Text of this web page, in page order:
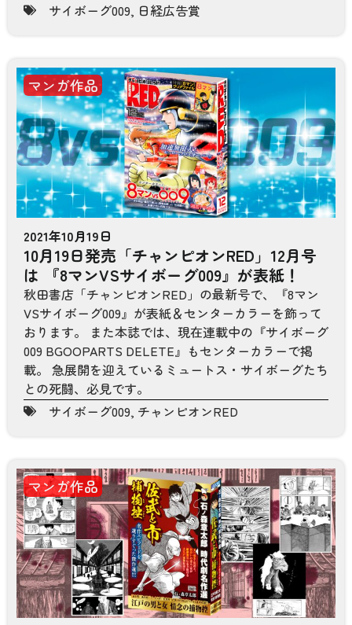
サイボーグ009, 日経広告賞
マンガ作品
2021年10月19日
10月19日発売「チャンピオンRED」12月号
は 『8マンVSサイボーグ009』が表紙！
秋田書店「チャンピオンRED」の最新号で、『8マン
VSサイボーグ009』が表紙＆センターカラーを飾って
おります。 また本誌では、現在連載中の『サイボーグ
009 BGOOPARTS DELETE』もセンターカラーで掲
載。 急展開を迎えているミュートス・サイボーグたち
との死闘、必見です。
サイボーグ009, チャンピオンRED
マンガ作品